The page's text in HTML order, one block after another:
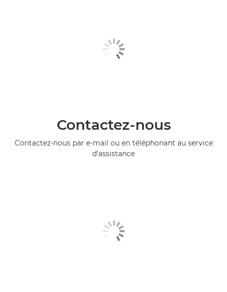
Contactez-nous
Contactez-nous par e-mail ou en téléphonant au service
d'assistance